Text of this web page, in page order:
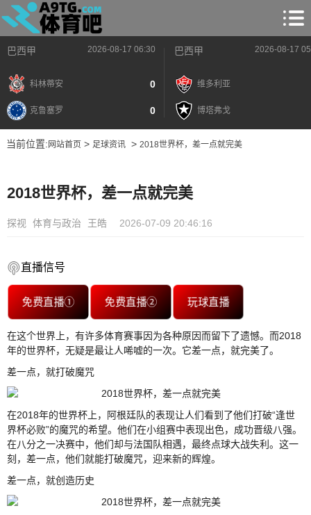
巴西甲 2026-08-17 06:30
科林蒂安 0
克鲁塞罗 0
巴西甲 2026-08-17
维多利亚
博塔弗戈
当前位置: 网站首页> 足球资讯> 2018世界杯，差一点就完美
2018世界杯，差一点就完美
探视 体育与政治 王皓 2026-07-09 20:46:16
直播信号
免费直播① 免费直播② 玩球直播
在这个世界上，有许多体育赛事因为各种原因而留下了遗憾。而2018
年的世界杯，无疑是最让人唏嘘的一次。它差一点，就完美了。
差一点，就打破魔咒
在2018年的世界杯上，阿根廷队的表现让人们看到了他们打破“逢世
界杯必败”的魔咒的希望。他们在小组赛中表现出色，成功晋级八强。
在八分之一决赛中，他们却与法国队相遇，最终点球大战失利。这一
刻，差一点，他们就能打破魔咒，迎来新的辉煌。
差一点，就创造历史